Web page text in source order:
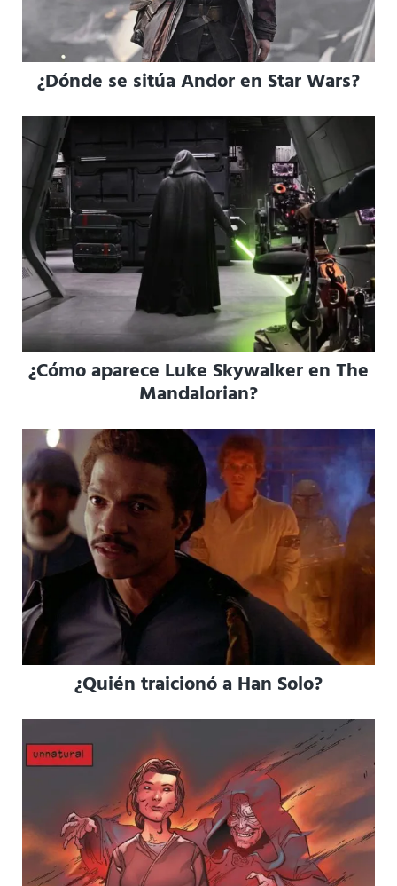
¿Dónde se sitúa Andor en Star Wars?
¿Cómo aparece Luke Skywalker en The
Mandalorian?
¿Quién traicionó a Han Solo?